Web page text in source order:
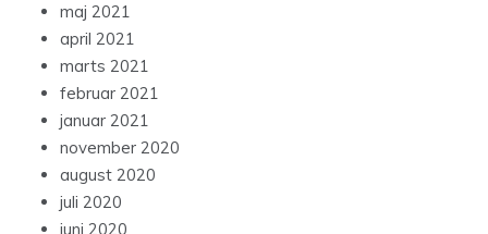
maj 2021
april 2021
marts 2021
februar 2021
januar 2021
november 2020
august 2020
juli 2020
juni 2020